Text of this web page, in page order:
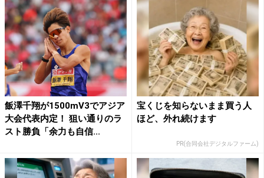
飯澤千翔が1500mV3でアジア
大会代表内定！ 狙い通りのラ
スト勝負「余力も自信...
宝くじを知らないまま買う人
ほど、外れ続けます
PR(合同会社デジタルファーム)